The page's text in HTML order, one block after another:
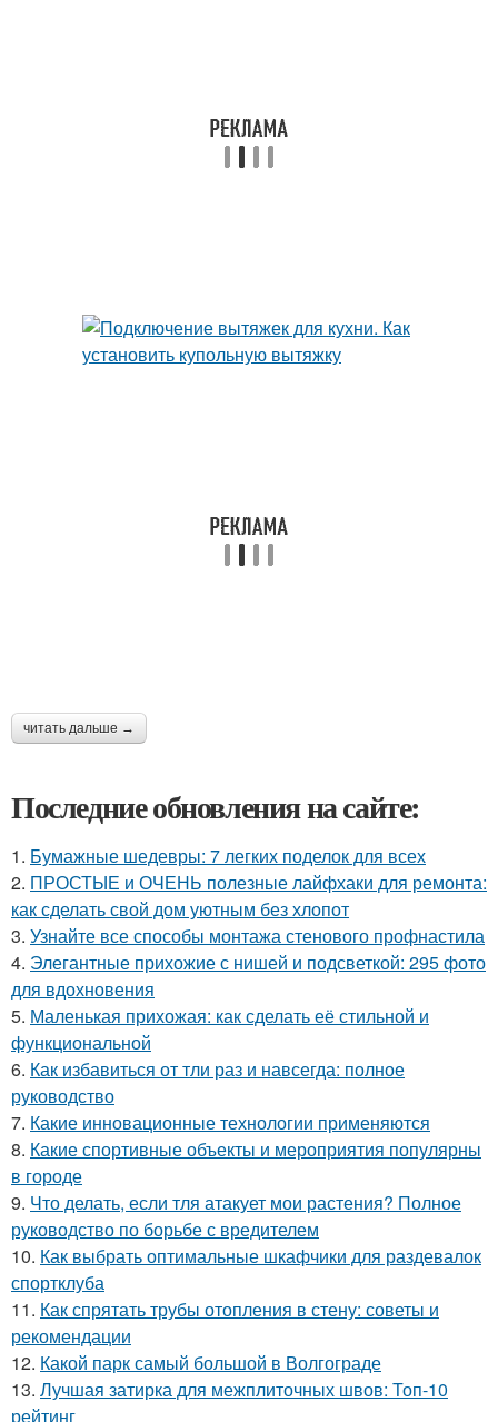
читать дальше →
Последние обновления на сайте:
1. Бумажные шедевры: 7 легких поделок для всех
2. ПРОСТЫЕ и ОЧЕНЬ полезные лайфхаки для ремонта:
как сделать свой дом уютным без хлопот
3. Узнайте все способы монтажа стенового профнастила
4. Элегантные прихожие с нишей и подсветкой: 295 фото
для вдохновения
5. Маленькая прихожая: как сделать её стильной и
функциональной
6. Как избавиться от тли раз и навсегда: полное
руководство
7. Какие инновационные технологии применяются
8. Какие спортивные объекты и мероприятия популярны
в городе
9. Что делать, если тля атакует мои растения? Полное
руководство по борьбе с вредителем
10. Как выбрать оптимальные шкафчики для раздевалок
спортклуба
11. Как спрятать трубы отопления в стену: советы и
рекомендации
12. Какой парк самый большой в Волгограде
13. Лучшая затирка для межплиточных швов: Топ-10
рейтинг